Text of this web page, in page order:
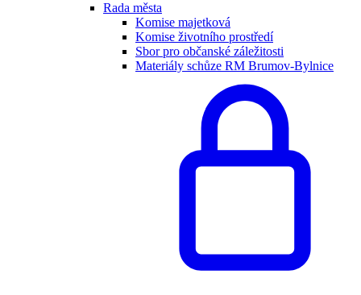
Rada města
Komise majetková
Komise životního prostředí
Sbor pro občanské záležitosti
Materiály schůze RM Brumov-Bylnice